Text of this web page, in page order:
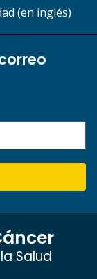
(en inglés)
Salud